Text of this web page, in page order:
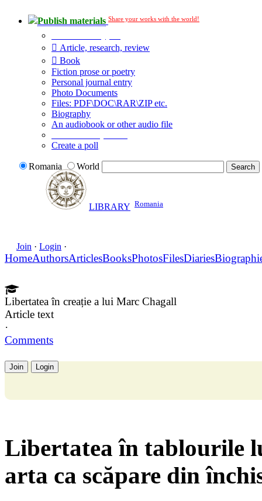
Publish materials Share your works with the world!
Article, research, review
Book
Fiction prose or poetry
Personal journal entry
Photo Documents
Files: PDF\DOC\RAR\ZIP etc.
Biography
An audiobook or other audio file
Create a poll
Romania World
LIBRARY Romania
Join · Login ·
HomeAuthorsArticlesBooksPhotosFilesDiaries
Libertatea în creație a lui Marc Chagall
Article text
·
Comments
Join Login
Libertatea în tablourile
arta ca scăpare din